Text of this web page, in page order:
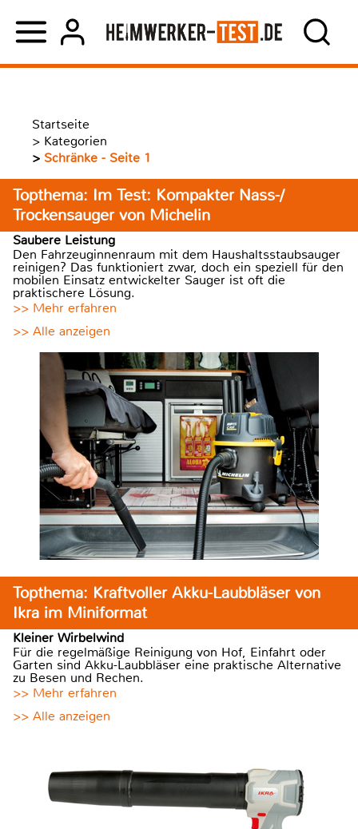
Startseite
> Kategorien
> Schränke - Seite 1
Topthema: Im Test: Kompakter Nass-/
Trockensauger von Michelin
Saubere Leistung
Den Fahrzeuginnenraum mit dem Haushaltsstaubsauger
reinigen? Das funktioniert zwar, doch ein speziell für den
mobilen Einsatz entwickelter Sauger ist oft die
praktischere Lösung.
>> Mehr erfahren
>> Alle anzeigen
Topthema: Kraftvoller Akku-Laubbläser von
Ikra im Miniformat
Kleiner Wirbelwind
Für die regelmäßige Reinigung von Hof, Einfahrt oder
Garten sind Akku-Laubbläser eine praktische Alternative
zu Besen und Rechen.
>> Mehr erfahren
>> Alle anzeigen